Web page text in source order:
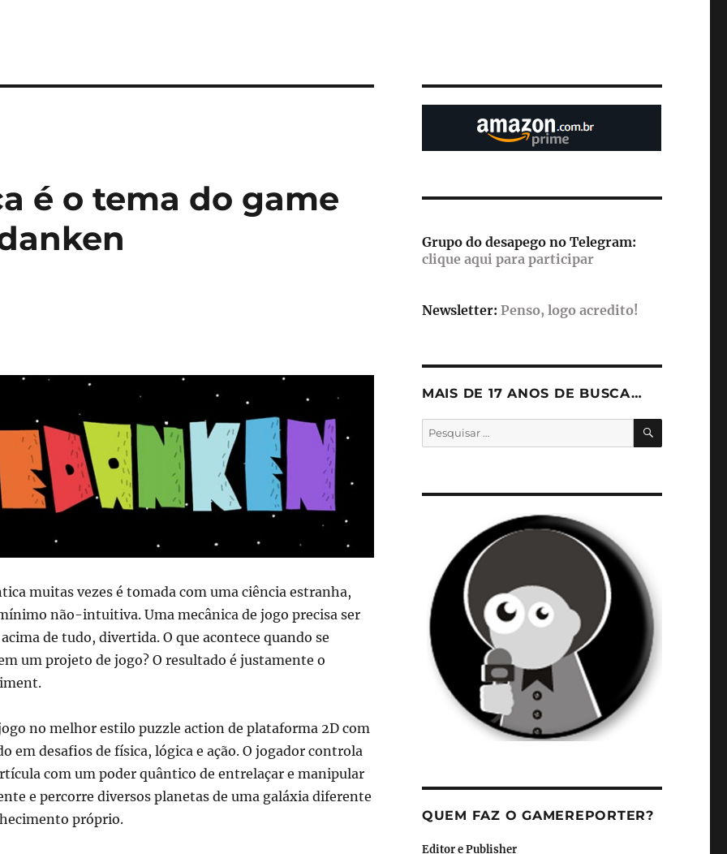
é o tema do game
muitas vezes é tomada com uma ciência estranha,
não-intuitiva. Uma mecânica de jogo precisa ser
de tudo, divertida. O que acontece quando se
um projeto de jogo? O resultado é justamente o
no melhor estilo puzzle action de plataforma 2D com
em desafios de física, lógica e ação. O jogador controla
com um poder quântico de entrelaçar e manipular
e percorre diversos planetas de uma galáxia diferente
próprio.
Grupo do desapego no Telegram:
clique aqui para participar
Newsletter: Penso, logo acredito!
MAIS DE 17 ANOS DE BUSCA…
Pesquisar
por:
QUEM FAZ O GAMEREPORTER?
Editor e Publisher